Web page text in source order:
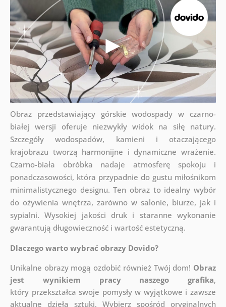
Obraz przedstawiający górskie wodospady w czarno-
białej wersji oferuje niezwykły widok na siłę natury.
Szczegóły wodospadów, kamieni i otaczającego
krajobrazu tworzą harmonijne i dynamiczne wrażenie.
Czarno-biała obróbka nadaje atmosferę spokoju i
ponadczasowości, która przypadnie do gustu miłośnikom
minimalistycznego designu. Ten obraz to idealny wybór
do ożywienia wnętrza, zarówno w salonie, biurze, jak i
sypialni. Wysokiej jakości druk i staranne wykonanie
gwarantują długowieczność i wartość estetyczną.
Dlaczego warto wybrać obrazy Dovido?
Unikalne obrazy mogą ozdobić również Twój dom! Obraz
jest wynikiem pracy naszego grafika,
który przekształca swoje pomysły w wyjątkowe i zawsze
aktualne dzieła sztuki. Wybierz spośród oryginalnych